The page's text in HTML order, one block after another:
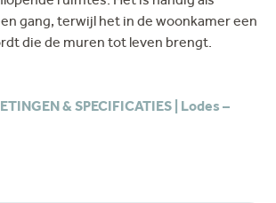
gang, terwijl het in de woonkamer een
die de muren tot leven brengt.
& SPECIFICATIES | Lodes –